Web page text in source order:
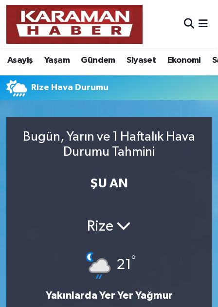
Asayiş Yaşam Gündem Siyaset Ekonomi
Rize Hava Durumu
Bugün, Yarın ve 1 Haftalık Hava
Durumu Tahmini
ŞU AN
Rize
21°
Yakınlarda Yer Yer Yağmur
Asayiş
Bilim - Teknoloji
Eğitim
Foto Galeri
Nöbetçi Eczaneler
Hava Durumu
Karaman Namaz Vakitleri
Süper Lig Puan Durumu ve Fikstür
Son Dakika Haberleri